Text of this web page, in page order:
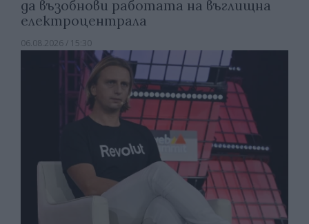
да възобнови работата на въглищна
електроцентрала
06.08.2026 / 15:30